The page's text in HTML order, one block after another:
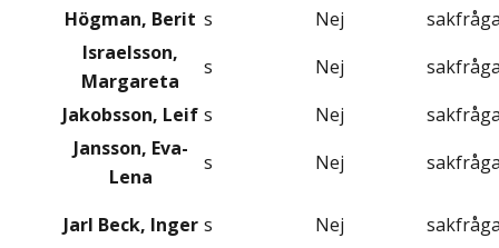
Högman, Berit s Nej
Israelsson,
Margareta
s Nej
Jakobsson, Leif s Nej
Jansson, Eva-
Lena
s Nej
Jarl Beck, Inger s Nej